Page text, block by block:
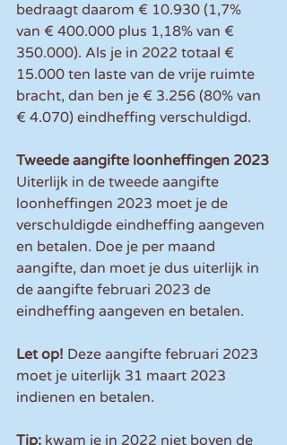
bedraagt daarom € 10.930 (1,7%
van € 400.000 plus 1,18% van €
350.000). Als je in 2022 totaal €
15.000 ten laste van de vrije ruimte
bracht, dan ben je € 3.256 (80% van
€ 4.070) eindheffing verschuldigd.
Tweede aangifte loonheffingen 2023
Uiterlijk in de tweede aangifte
loonheffingen 2023 moet je de
verschuldigde eindheffing aangeven
en betalen. Doe je per maand
aangifte, dan moet je dus uiterlijk in
de aangifte februari 2023 de
eindheffing aangeven en betalen.
Let op! Deze aangifte februari 2023
moet je uiterlijk 31 maart 2023
indienen en betalen.
Tip: kwam je in 2022 niet boven de